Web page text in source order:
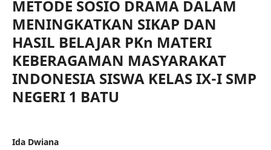
METODE SOSIO DRAMA DALAM
MENINGKATKAN SIKAP DAN
HASIL BELAJAR PKn MATERI
KEBERAGAMAN MASYARAKAT
INDONESIA SISWA KELAS IX-I SMP
NEGERI 1 BATU
Ida Dwiana